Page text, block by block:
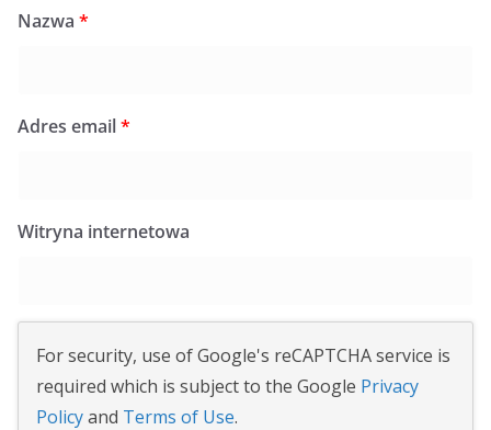
Nazwa *
Adres email*
Witryna internetowa
For security, use of Google's reCAPTCHA service is
required which is subject to the Google Privacy
Policyand Terms of Use.